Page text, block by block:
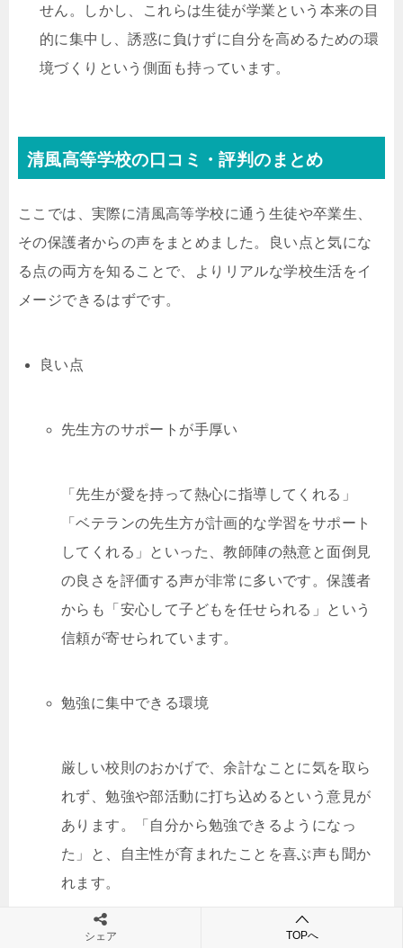
せん。しかし、これらは生徒が学業という本来の目
的に集中し、誘惑に負けずに自分を高めるための環
境づくりという側面も持っています。
清風高等学校の口コミ・評判のまとめ
ここでは、実際に清風高等学校に通う生徒や卒業生、
その保護者からの声をまとめました。良い点と気にな
る点の両方を知ることで、よりリアルな学校生活をイ
メージできるはずです。
良い点
先生方のサポートが手厚い
「先生が愛を持って熱心に指導してくれる」
「ベテランの先生方が計画的な学習をサポート
してくれる」といった、教師陣の熱意と面倒見
の良さを評価する声が非常に多いです。保護者
からも「安心して子どもを任せられる」という
信頼が寄せられています。
勉強に集中できる環境
厳しい校則のおかげで、余計なことに気を取ら
れず、勉強や部活動に打ち込めるという意見が
あります。「自分から勉強できるようになっ
た」と、自主性が育まれたことを喜ぶ声も聞か
れます。
シェア TOPへ